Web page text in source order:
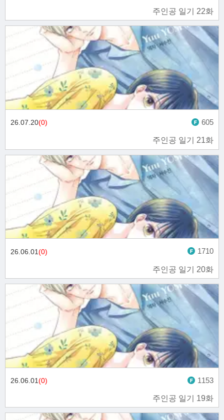
주인공 일기 22화
주인공 일기 21화
26.07.20(0) 605
주인공 일기 20화
26.06.01(0) 1710
주인공 일기 19화
26.06.01(0) 1153